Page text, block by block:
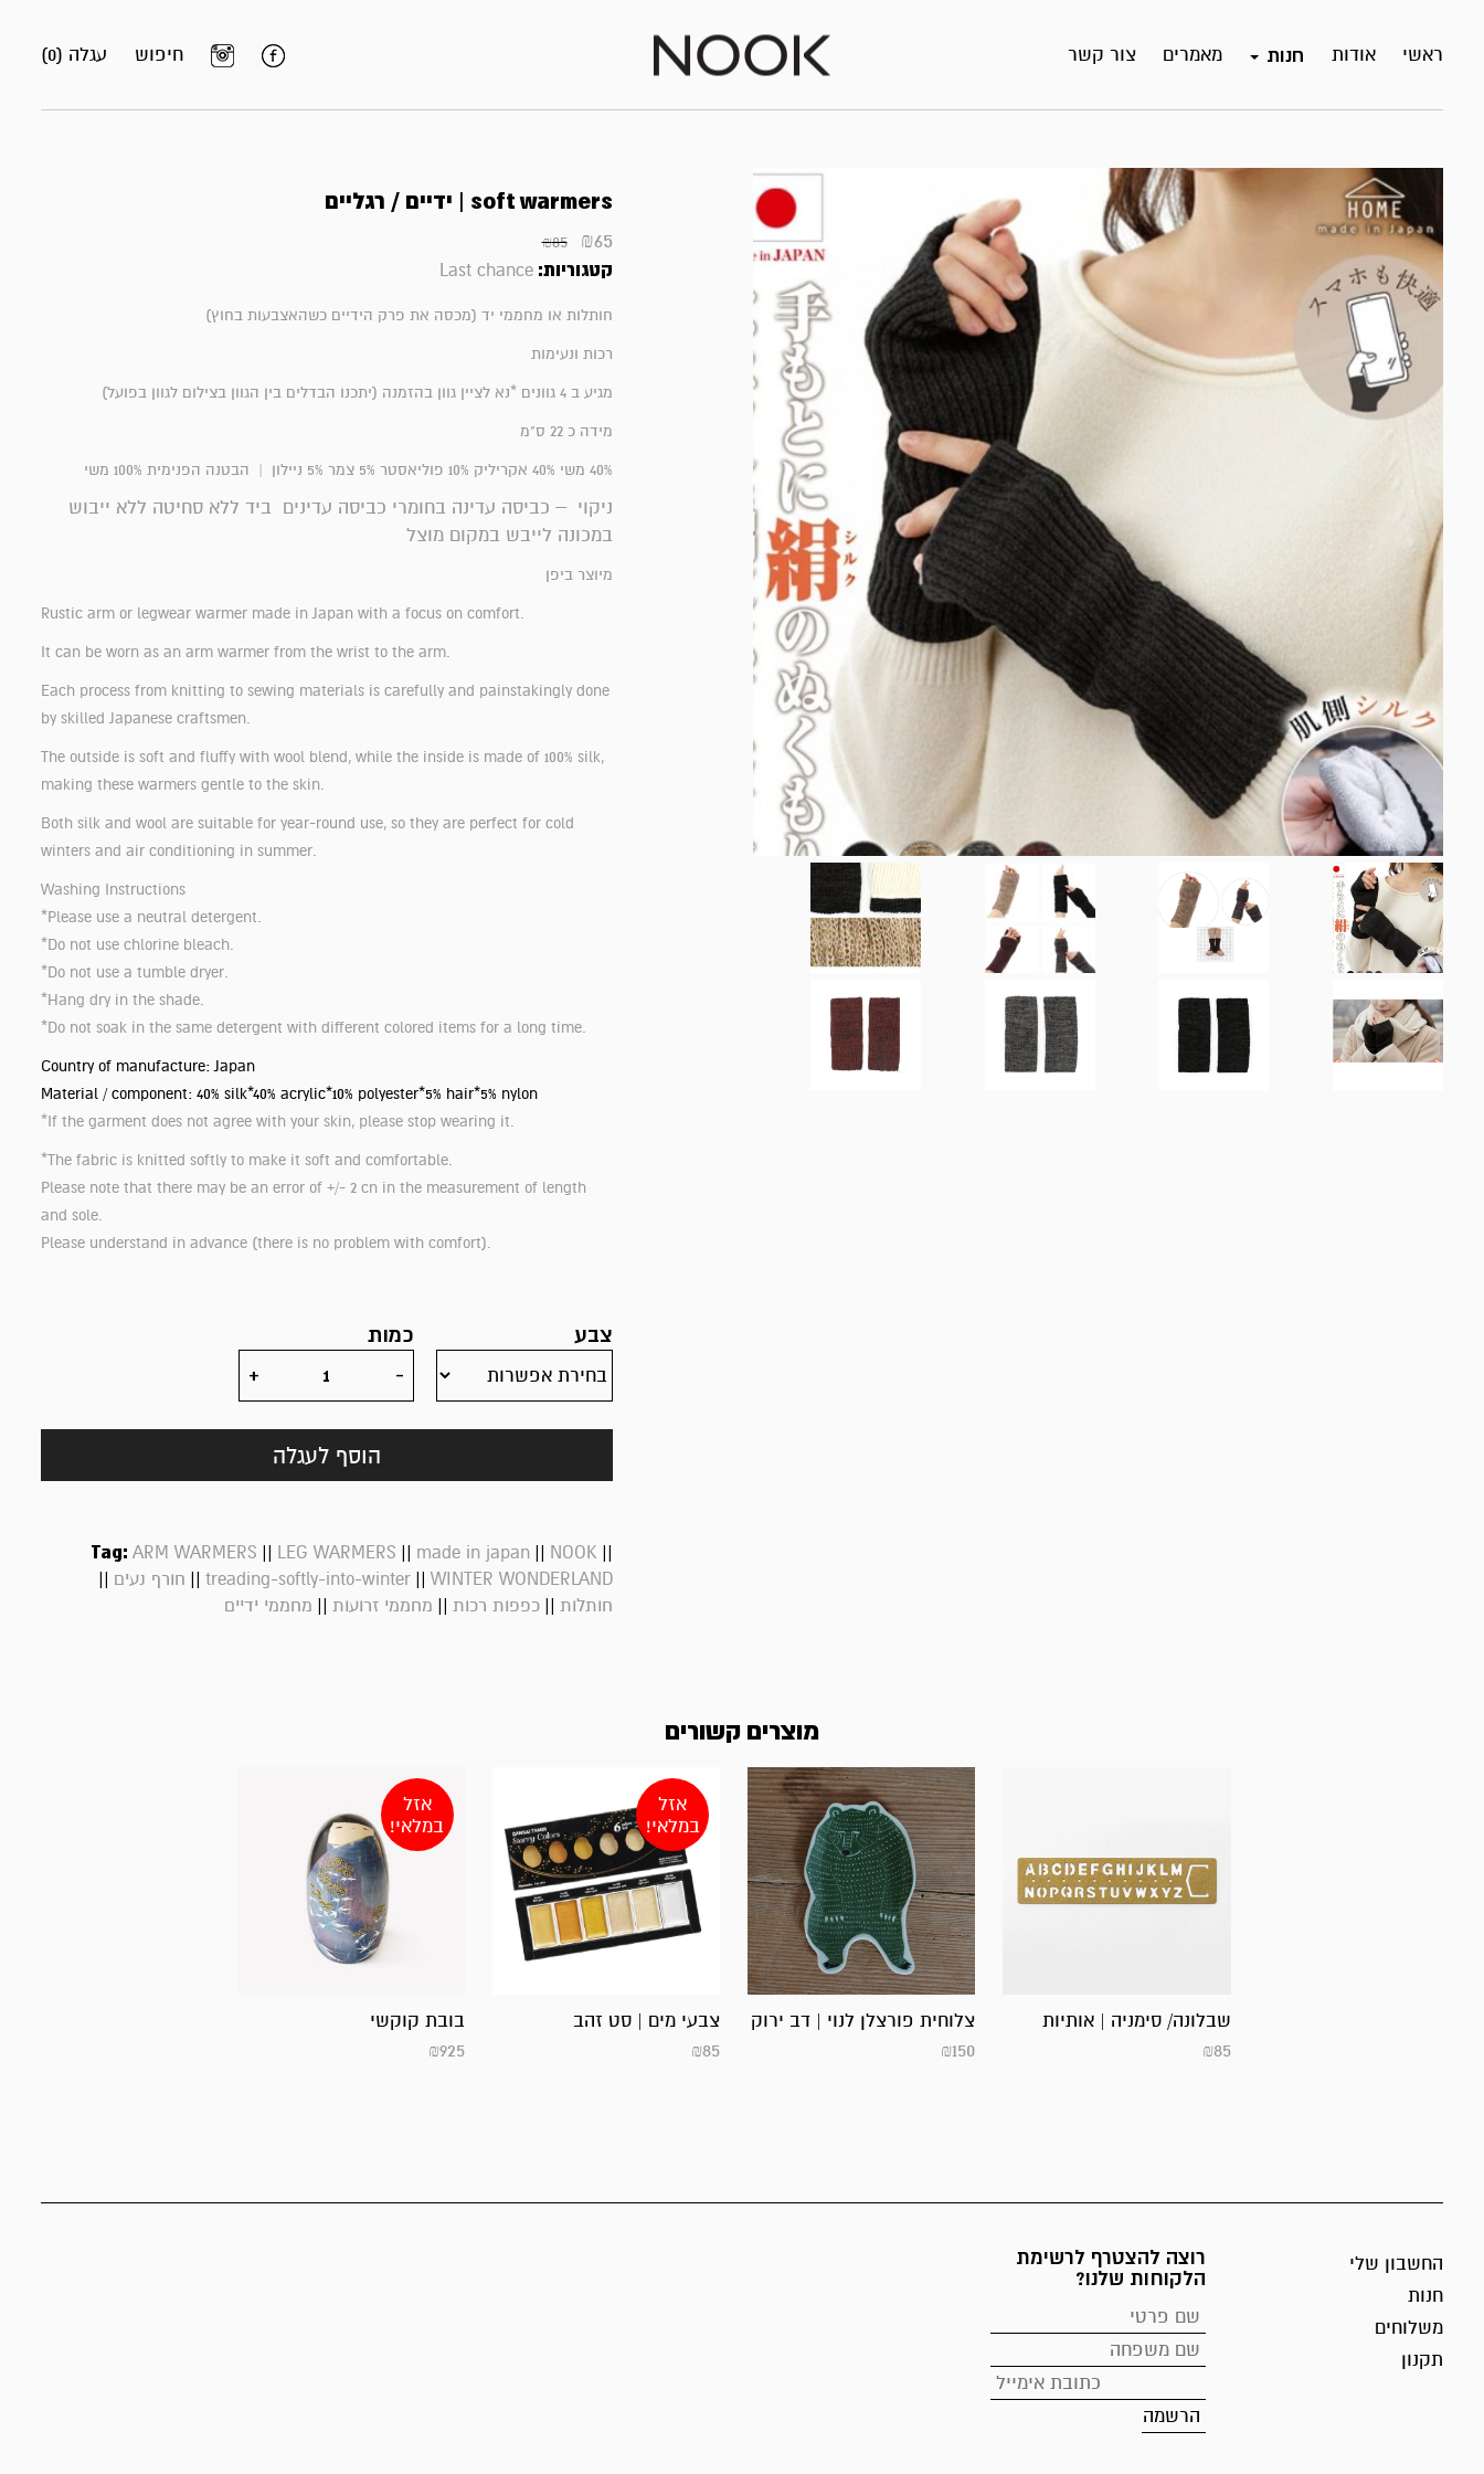
ראשי אודות חנות מאמרים צור קשר עגלה (0) חיפוש
מבצע! soft warmers | ידיים / רגליים
₪85 ₪65
קטגוריות: Last chance
חותלות או מחממי יד (מכסה את פרק הידיים כשהאצבעות בחוץ)
רכות ונעימות
מגיע ב 4 גוונים *נא לציין גוון בהזמנה (יתכנו הבדלים בין הגוון בצילום לגוון בפועל)
מידה כ 22 ס"מ
40% משי 40% אקריליק 10% פוליאסטר 5% צמר 5% ניילון | הבטנה הפנימית 100% משי
ניקוי – כביסה עדינה בחומרי כביסה עדינים ביד ללא סחיטה ללא ייבוש
במכונה לייבש במקום מוצל
מיוצר ביפן
Rustic arm or legwear warmer made in Japan with a focus on comfort.
It can be worn as an arm warmer from the wrist to the arm.
Each process from knitting to sewing materials is carefully and painstakingly done
by skilled Japanese craftsmen.
The outside is soft and fluffy with wool blend, while the inside is made of 100% silk,
making these warmers gentle to the skin.
Both silk and wool are suitable for year-round use, so they are perfect for cold
winters and air conditioning in summer.
Washing Instructions
*Please use a neutral detergent.
*Do not use chlorine bleach.
*Do not use a tumble dryer.
*Hang dry in the shade.
*Do not soak in the same detergent with different colored items for a long time.
Country of manufacture: Japan
Material / component: 40% silk*40% acrylic*10% polyester*5% hair*5% nylon
*If the garment does not agree with your skin, please stop wearing it.
*The fabric is knitted softly to make it soft and comfortable.
Please note that there may be an error of +/- 2 cn in the measurement of length
and sole.
Please understand in advance (there is no problem with comfort).
צבע כמות
הוסף לעגלה
Tag: ARM WARMERS || LEG WARMERS || made in japan|| NOOK ||
treading-softly-into-winter|| WINTER WONDERLAND
|| חורף נעים ||
חותלות ||כפפות רכות || מחממי זרועות || מחממי ידיים
מוצרים קשורים
שבלונה/ סימניה | אותיות
₪85
צלוחית פורצלן לנוי | דב ירוק
₪150
אזל
במלאי!
צבעי מים | סט זהב
₪85
אזל
במלאי!
בובת קוקשי
₪925
החשבון שלי
חנות
משלוחים
תקנון
רוצה להצטרף לרשימת
הלקוחות שלנו?